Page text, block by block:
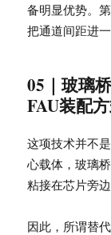
备明显优势。
把通道间距进一
05｜玻璃
FAU装配
这项技术并不
心载体，玻璃
粘接在芯片旁
因此，所谓替